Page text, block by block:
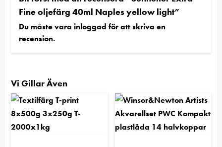
Fine oljefärg 40ml Naples yellow light”
Du måste varainloggad för att skriva en
recension.
Vi Gillar Även